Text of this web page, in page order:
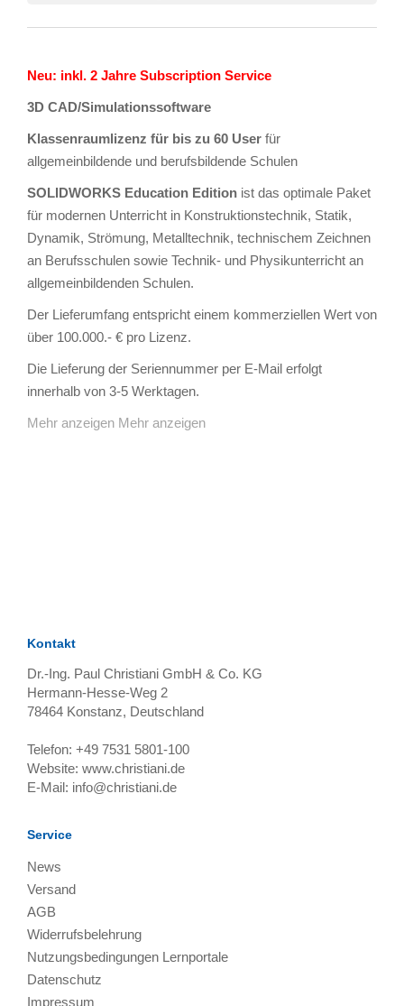
Neu: inkl. 2 Jahre Subscription Service
3D CAD/Simulationssoftware
Klassenraumlizenz für bis zu 60 User für
allgemeinbildende und berufsbildende Schulen
SOLIDWORKS Education Edition ist das optimale Paket
für modernen Unterricht in Konstruktionstechnik, Statik,
Dynamik, Strömung, Metalltechnik, technischem Zeichnen
an Berufsschulen sowie Technik- und Physikunterricht an
allgemeinbildenden Schulen.
Der Lieferumfang entspricht einem kommerziellen Wert von
über 100.000.- € pro Lizenz.
Die Lieferung der Seriennummer per E-Mail erfolgt
innerhalb von 3-5 Werktagen.
Mehr anzeigen Mehr anzeigen
Kontakt
Dr.-Ing. Paul Christiani GmbH & Co. KG
Hermann-Hesse-Weg 2
78464 Konstanz, Deutschland
Telefon: +49 7531 5801-100
Website: www.christiani.de
E-Mail: info@christiani.de
Service
News
Versand
AGB
Widerrufsbelehrung
Nutzungsbedingungen Lernportale
Datenschutz
Impressum